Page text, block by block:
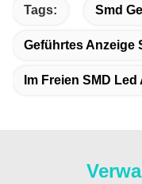
Tags: Smd
Geführtes Anzeige
Im Freien SMD